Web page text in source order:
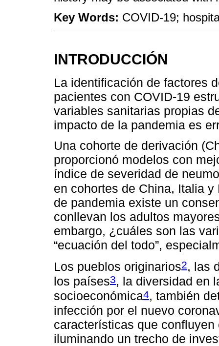
Key Words: COVID-19;
INTRODUCCIÓN
La identificación de factores
pacientes con COVID-19
variables sanitarias propias
impacto de la pandemia es
Una cohorte de derivación
proporcionó modelos con
índice de severidad de
en cohortes de China, Italia y
de pandemia existe un
conllevan los adultos
embargo, ¿cuáles son las
“ecuación del todo”,
Los pueblos originarios2, las
los países3, la diversidad en
socioeconómica4, también
infección por el nuevo
características que
iluminando un trecho de